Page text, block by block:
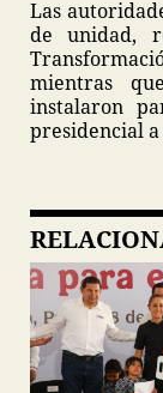
Las
de unidad,
mientras
instalaron
presidencial a